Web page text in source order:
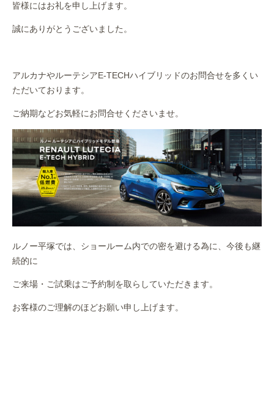
皆様にはお礼を申し上げます。
誠にありがとうございました。
アルカナやルーテシアE-TECHハイブリッドのお問合せを多くい
ただいております。
ご納期などお気軽にお問合せくださいませ。
ルノー平塚では、ショールーム内での密を避ける為に、今後も継
続的に
ご来場・ご試乗はご予約制を取らしていただきます。
お客様のご理解のほどお願い申し上げます。